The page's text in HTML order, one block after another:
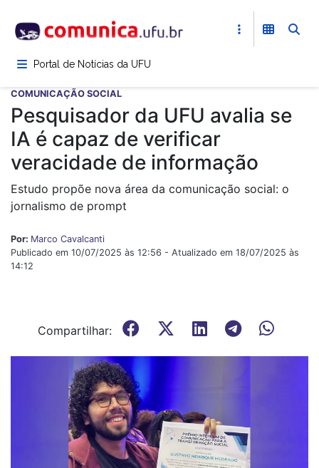
para
conteúdoPortal de Notícias da UFU
COMUNICAÇÃO SOCIAL
Pesquisador da UFU avalia se
IA é capaz de verificar
veracidade de informação
Estudo propõe nova área da comunicação social: o
jornalismo de prompt
Por: Marco Cavalcanti
Publicado em 10/07/2025 às 12:56 - Atualizado em 18/07/2025 às
14:12
Compartilhar: